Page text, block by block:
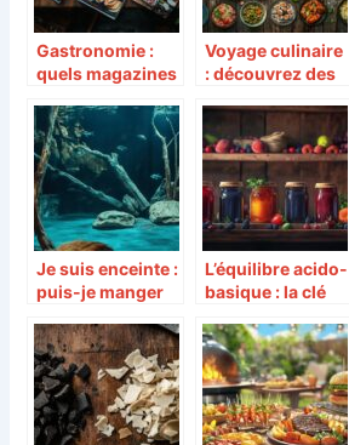
Gastronomie :
quels magazines
meilleurs
Voyage culinaire
: découvrez des
tendances pour
enrichir votre
quotidien
Je suis enceinte :
puis-je manger
canard ? Guide
complet de
cuisson
sécuritaire
L’équilibre acido-
basique : la clé
Conservation
des confitures
faites maison :
comment faire ?